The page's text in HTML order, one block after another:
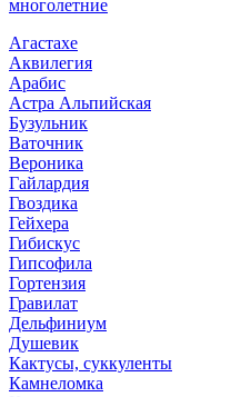
многолетние
Агастахе
Аквилегия
Арабис
Астра Альпийская
Бузульник
Ваточник
Вероника
Гайлардия
Гвоздика
Гейхера
Гибискус
Гипсофила
Гортензия
Гравилат
Дельфиниум
Душевик
Кактусы, суккуленты
Камнеломка